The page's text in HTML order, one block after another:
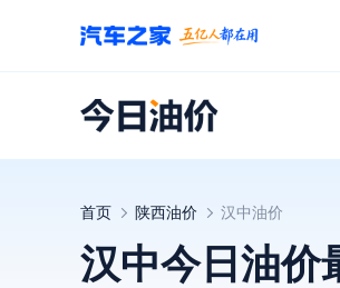
首页 陕西油价 汉中油价
汉中今日油价